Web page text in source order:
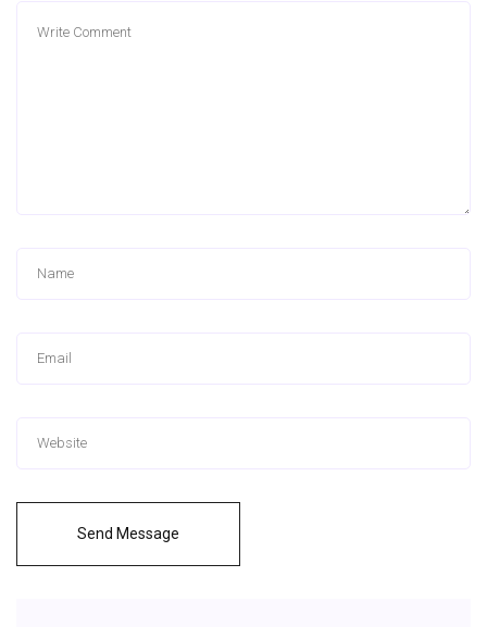
Send Message